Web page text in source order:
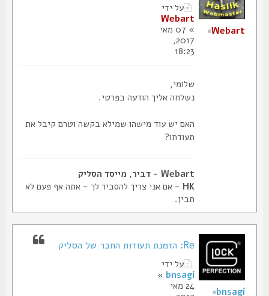
על ידי
Webart
» 07 מאי
2017,
18:23
שלומי,
נשלחה אליך הודעה בפרטי.
האם יש עוד מישהו שמילא בקשה וטרם קיבל את
תעודתו?
Webart - דביר, מייסד הסליק
- אם אני צריך להסביר לך - אתה אף פעם לא
תבין.
Webart
Re: הזמנת תעודות החבר של הסליק
על ידי
bnsagi
»
24 מאי
bnsagi